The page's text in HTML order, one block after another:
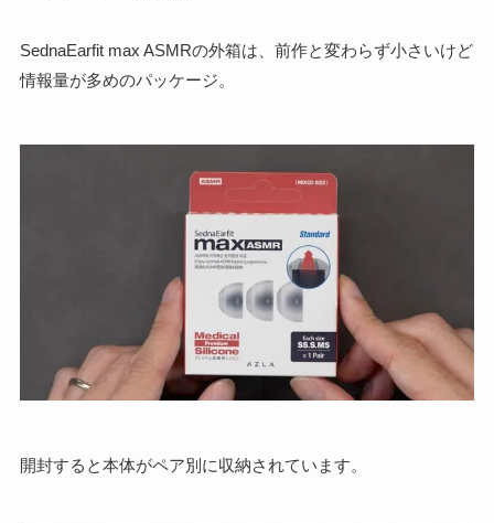
SednaEarfit max ASMRの外箱は、前作と変わらず小さいけど
情報量が多めのパッケージ。
開封すると本体がペア別に収納されています。